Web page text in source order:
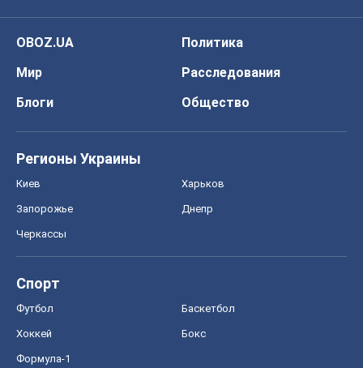
OBOZ.UA
Политика
Мир
Расследования
Блоги
Общество
Регионы Украины
Киев Харьков
Запорожье Днепр
Черкассы
Спорт
Футбол Баскетбол
Хоккей Бокс
Формула-1